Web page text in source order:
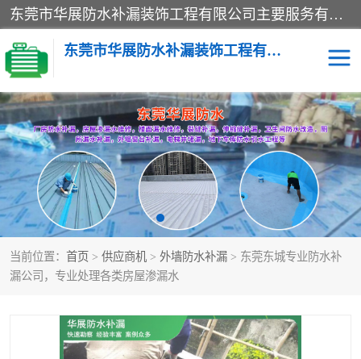
东莞市华展防水补漏装饰工程有限公司主要服务有：东莞防水补漏，东莞厂房防水补漏，东莞房屋渗漏水维修，楼面漏水维修，裂缝补漏，伸缩缝补漏，卫生间防水改造，厕所漏水补漏，外墙窗台补漏，电梯井堵漏，地下车库防水引水工程等
东莞市华展防水补漏装饰工程有限公司
当前位置： 首页 > 供应商机 > 外墙防水补漏 > 东莞东城专业防水补
漏公司，专业处理各类房屋渗漏水
楼面防水补漏 外墙防水补漏
阳台卫生间防水补漏 地下室防水补漏
金属房搭建及补漏